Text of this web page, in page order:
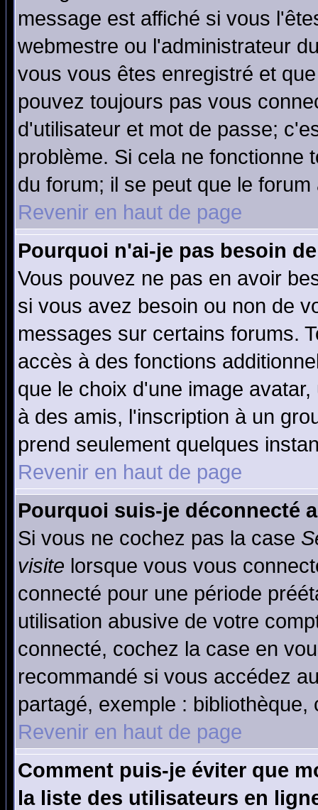
message est affiché si vous
webmestre ou l'administrateur
vous vous êtes enregistré et
pouvez toujours pas vous
d'utilisateur et mot de passe;
problème. Si cela ne fonctionne
du forum; il se peut que le
Revenir en haut de page
Pourquoi n'ai-je pas besoin
Vous pouvez ne pas en avoir
si vous avez besoin ou non de
messages sur certains forums.
accès à des fonctions
que le choix d'une image
à des amis, l'inscription à un
prend seulement quelques
Revenir en haut de page
Pourquoi suis-je déconnecté
Si vous ne cochez pas la case
visite lorsque vous vous
connecté pour une période
utilisation abusive de votre
connecté, cochez la case en
recommandé si vous accédez
partagé, exemple :
Revenir en haut de page
Comment puis-je éviter que
la liste des utilisateurs en